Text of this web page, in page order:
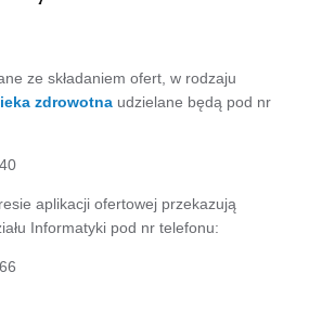
ze składaniem ofert, w rodzaju
zdrowotna udzielane będą pod nr
aplikacji ofertowej przekazują
Informatyki pod nr telefonu: